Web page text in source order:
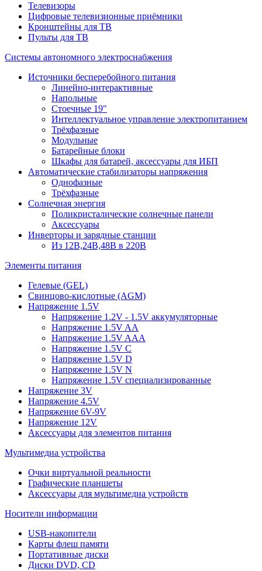
Телевизоры
Цифровые телевизионные приёмники
Кронштейны для ТВ
Пульты для ТВ
Системы автономного электроснабжения
Источники бесперебойного питания
Линейно-интерактивные
Напольные
Стоечные 19"
Интеллектуальное управление электропитанием
Трёхфазные
Модульные
Батарейные блоки
Шкафы для батарей, аксессуары для ИБП
Автоматические стабилизаторы напряжения
Однофазные
Трёхфазные
Солнечная энергия
Поликристалические солнечные панели
Аксессуары
Инверторы и зарядные станции
Из 12В,24В,48В в 220В
Элементы питания
Гелевые (GEL)
Свинцово-кислотные (AGM)
Напряжение 1.5V
Напряжение 1.2V - 1.5V аккумуляторные
Напряжение 1.5V AA
Напряжение 1.5V AAA
Напряжение 1.5V C
Напряжение 1.5V D
Напряжение 1.5V N
Напряжение 1.5V специализированные
Напряжение 3V
Напряжение 4.5V
Напряжение 6V-9V
Напряжение 12V
Аксессуары для элементов питания
Мультимедиа устройства
Очки виртуальной реальности
Графические планшеты
Аксессуары для мультимедиа устройств
Носители информации
USB-накопители
Карты флеш памяти
Портативные диски
Диски DVD, CD